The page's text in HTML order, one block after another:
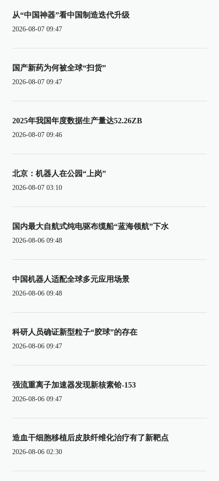
从“中国神器”看中国制造迭代升级
2026-08-07 09:47
国产新药为何被全球“扫货”
2026-08-07 09:47
2025年我国年度数据生产量达52.26ZB
2026-08-07 09:46
北京：机器人在公园“上岗”
2026-08-07 03:10
国内最大自航式纯电驱布缆船“蓝海领航”下水
2026-08-06 09:48
中国机器人适配全球多元应用场景
2026-08-06 09:48
科研人员确证新型粒子“胶球”的存在
2026-08-06 09:47
强流重离子加速器发现新核素铪-153
2026-08-06 09:47
造血干细胞移植后皮肤纤维化治疗有了新靶点
2026-08-06 02:30